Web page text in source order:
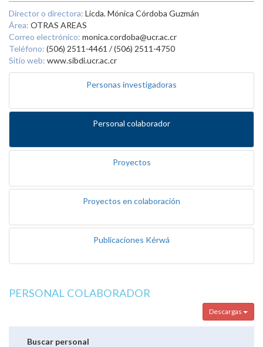
Director o directora: Licda. Mónica Córdoba Guzmán
Área: OTRAS AREAS
Correo electrónico: monica.cordoba@ucr.ac.cr
Teléfono: (506) 2511-4461 / (506) 2511-4750
Sitio web: www.sibdi.ucr.ac.cr
Personas investigadoras
Personal colaborador
Proyectos
Proyectos en colaboración
Publicaciones Kérwá
PERSONAL COLABORADOR
Descargas
Buscar personal